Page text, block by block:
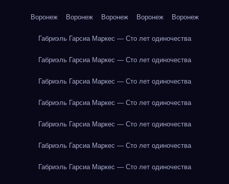
Воронеж Воронеж Воронеж Воронеж Воронеж
Габриэль Гарсиа Маркес — Сто лет одиночества
Габриэль Гарсиа Маркес — Сто лет одиночества
Габриэль Гарсиа Маркес — Сто лет одиночества
Габриэль Гарсиа Маркес — Сто лет одиночества
Габриэль Гарсиа Маркес — Сто лет одиночества
Габриэль Гарсиа Маркес — Сто лет одиночества
Габриэль Гарсиа Маркес — Сто лет одиночества